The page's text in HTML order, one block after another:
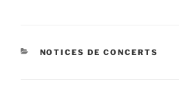
CATÉGORIES
NOTICES DE CONCERTS